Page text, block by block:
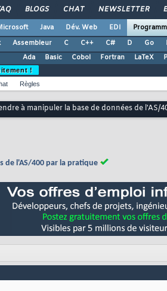
BLOGS CHAT NEWSLETTER
Java Dév. Web EDI
Assembleur C C++ C# D Go
Ada
Basic Cobol Fortran LaTeX
!
Règles
à manipuler la base de données de l'AS/
de l'AS/400 par la pratique